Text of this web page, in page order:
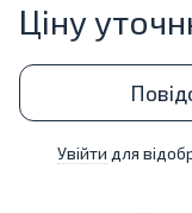
Ціну
Увійти для